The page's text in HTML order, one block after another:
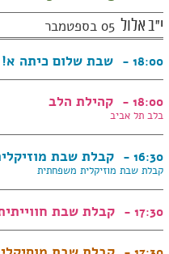
י"ב אלול 05 בספטמבר
18:00 - שבת שלום כיתה א!
18:00 - קהילת הלב
בלב תל אביב
16:30 - קבלת שבת
קבלת שבת מוזיקלית משפחתית
17:30 - קבלת שבת